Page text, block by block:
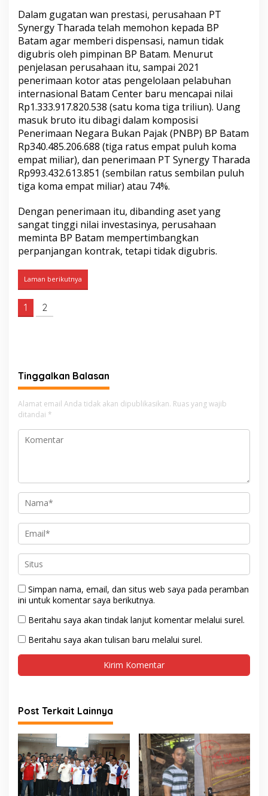
Dalam gugatan wan prestasi, perusahaan PT
Synergy Tharada telah memohon kepada BP
Batam agar memberi dispensasi, namun tidak
digubris oleh pimpinan BP Batam. Menurut
penjelasan perusahaan itu, sampai 2021
penerimaan kotor atas pengelolaan pelabuhan
internasional Batam Center baru mencapai nilai
Rp1.333.917.820.538 (satu koma tiga triliun). Uang
masuk bruto itu dibagi dalam komposisi
Penerimaan Negara Bukan Pajak (PNBP) BP Batam
Rp340.485.206.688 (tiga ratus empat puluh koma
empat miliar), dan penerimaan PT Synergy Tharada
Rp993.432.613.851 (sembilan ratus sembilan puluh
tiga koma empat miliar) atau 74%.
Dengan penerimaan itu, dibanding aset yang
sangat tinggi nilai investasinya, perusahaan
meminta BP Batam mempertimbangkan
perpanjangan kontrak, tetapi tidak digubris.
Laman berikutnya
1 2
Tinggalkan Balasan
Alamat email Anda tidak akan dipublikasikan. Ruas yang wajib
ditandai *
Simpan nama, email, dan situs web saya pada peramban
ini untuk komentar saya berikutnya.
Beritahu saya akan tindak lanjut komentar melalui surel.
Beritahu saya akan tulisan baru melalui surel.
Post Terkait Lainnya